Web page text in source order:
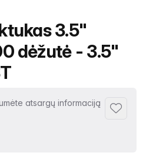
3.5"
dėžutė - 3.5"
atsargų informaciją
Pridėti